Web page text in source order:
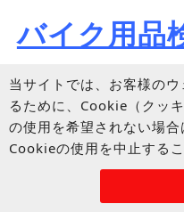
バイク用品
買取り・作業予約
買取り予約
作業予約は
当サイトでは、お客様の
るために、Cookie（クッ
の使用を希望されない場
Cookieの使用を中止するこ